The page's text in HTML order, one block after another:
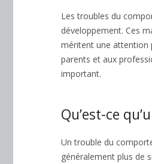
Les troubles du
développement. Ces
méritent une attention
parents et aux
important.
Qu’est-ce
Un trouble du
généralement plus de